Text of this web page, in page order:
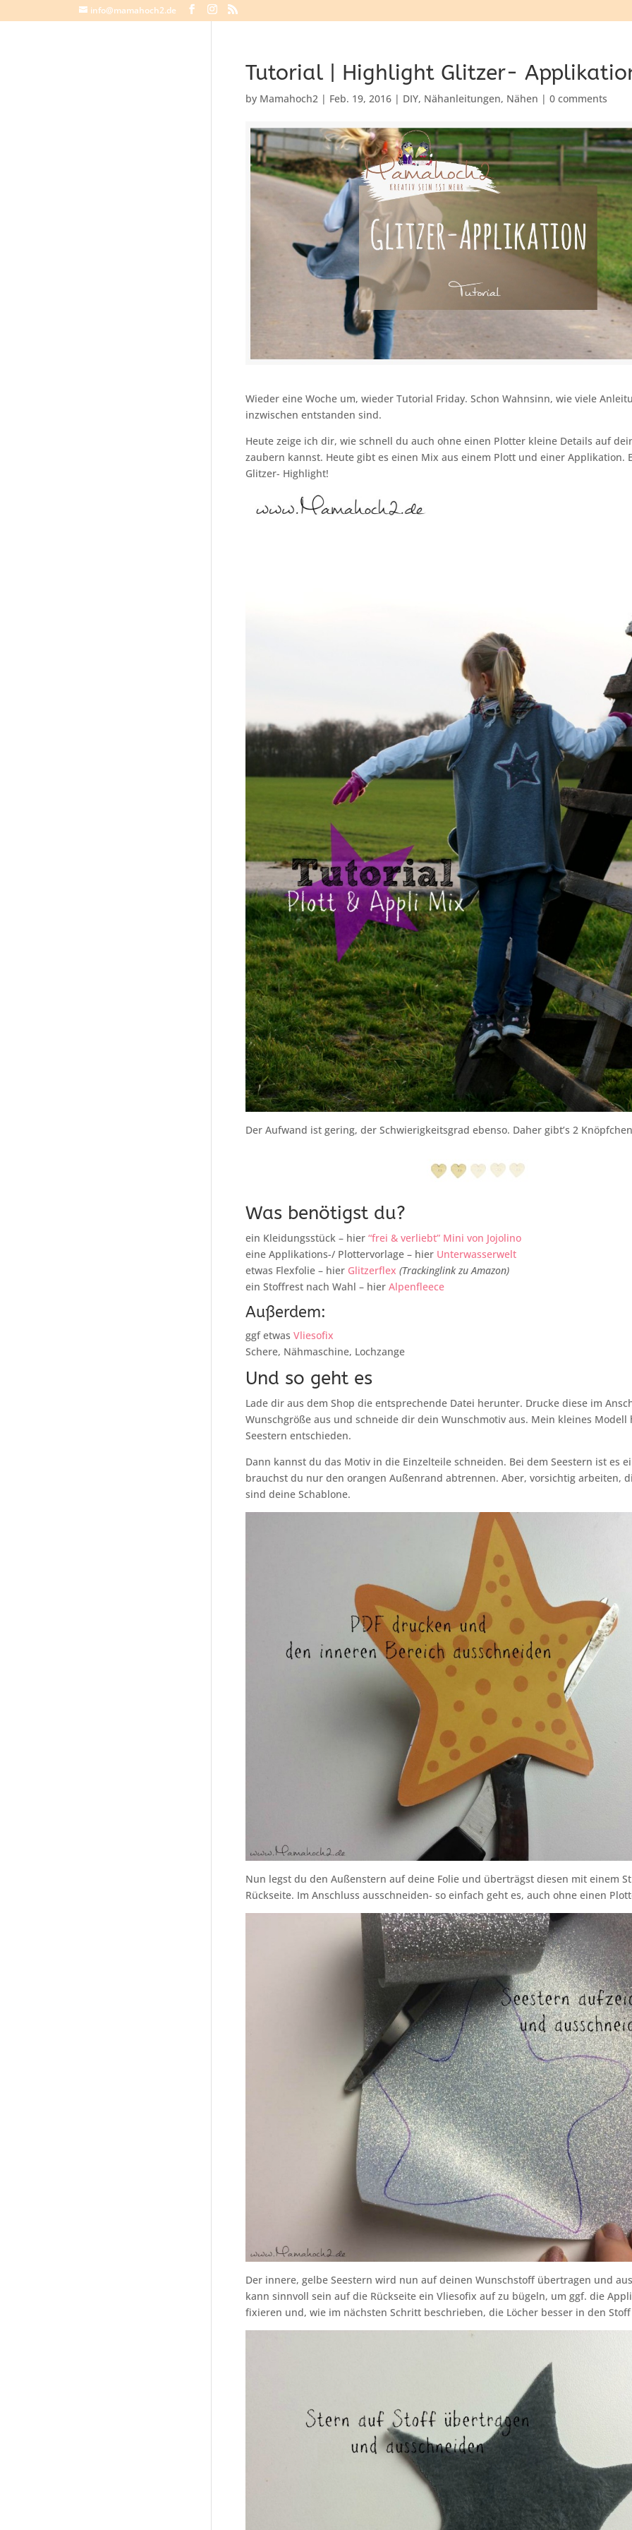
info@mamahoch2.de
Tutorial | Highlight Glitzer-
by Mamahoch2 | Feb. 19, 2016 | DIY, Nähanleitungen, Nähen |0 comments
Wieder eine Woche um, wieder Tutorial Friday. Schon Wahnsinn, wie viele
inzwischen entstanden sind.
Heute zeige ich dir, wie schnell du auch ohne einen Plotter kleine Details auf
zaubern kannst. Heute gibt es einen Mix aus einem Plott und einer Applikation.
Glitzer- Highlight!
Der Aufwand ist gering, der Schwierigkeitsgrad ebenso. Daher gibt’s 2
Was benötigst du?
ein Kleidungsstück – hier“frei & verliebt” Mini von Jojolino
eine Applikations-/ Plottervorlage – hier Unterwasserwelt
etwas Flexfolie – hier Glitzerflex (Trackinglink zu Amazon)
ein Stoffrest nach Wahl – hierAlpenfleece
Außerdem:
ggf etwasVliesofix
Schere, Nähmaschine, Lochzange
Und so geht es
Lade dir aus dem Shop die entsprechende Datei herunter. Drucke diese im
Wunschgröße aus und schneide dir dein Wunschmotiv aus. Mein kleines
Seestern entschieden.
Dann kannst du das Motiv in die Einzelteile schneiden. Bei dem Seestern ist es
brauchst du nur den orangen Außenrand abtrennen. Aber, vorsichtig arbeiten,
sind deine Schablone.
Nun legst du den Außenstern auf deine Folie und überträgst diesen mit einem
Rückseite. Im Anschluss ausschneiden- so einfach geht es, auch ohne einen
Der innere, gelbe Seestern wird nun auf deinen Wunschstoff übertragen und
kann sinnvoll sein auf die Rückseite ein Vliesofix auf zu bügeln, um ggf. die
fixieren und, wie im nächsten Schritt beschrieben, die Löcher besser in den